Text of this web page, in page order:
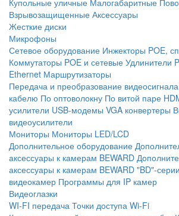
Купольные уличные Малогабаритные
Взрывозащищенные Аксессуары
Жесткие диски
Микрофоны
Сетевое оборудование Инжекторы POE,
Коммутаторы POE и сетевые Удлинители
Ethernet Маршрутизаторы
Передача и преобразование видеосигнала
кабелю По оптоволокну По витой паре
усилители USB-модемы VGA конвертеры
видеоусилители
Мониторы Мониторы LED/LCD
Дополнительное оборудование
аксессуары к камерам BEWARD
аксессуары к камерам BEWARD "BD"-
видеокамер Программы для IP камер
Видеоглазки
WI-FI передача Точки доступа Wi-Fi